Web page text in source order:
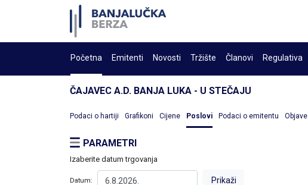
Početna Emitenti Novosti Tržište Članovi Regulativa
ČAJAVEC A.D. BANJA LUKA - U STEČAJU
Podaci o hartiji Grafikoni Cijene Poslovi Podaci o emitentu Objave
PARAMETRI
Izaberite datum trgovanja
Datum: